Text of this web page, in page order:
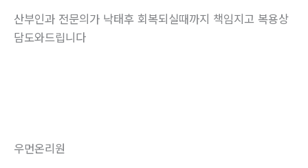
산부인과 전문의가 낙태후 회복되실때까지 책임지고 복용상
담도와드립니다
우먼온리원